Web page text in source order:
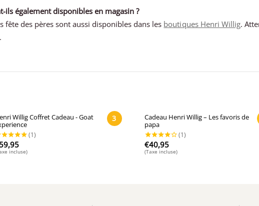
ils également disponibles en magasin ?
fête des pères sont aussi disponibles dans les boutiques Henri Willig.
Willig Coffret Cadeau - Goat
incluse)
3
Cadeau Henri Willig – Les favoris de
papa
€40,95
(Taxe incluse)